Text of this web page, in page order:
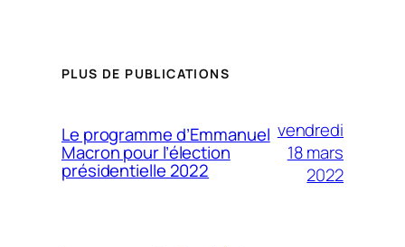
PLUS DE PUBLICATIONS
Le programme d’Emmanuel
Macron pour l’élection
présidentielle 2022
vendredi
18 mars
2022